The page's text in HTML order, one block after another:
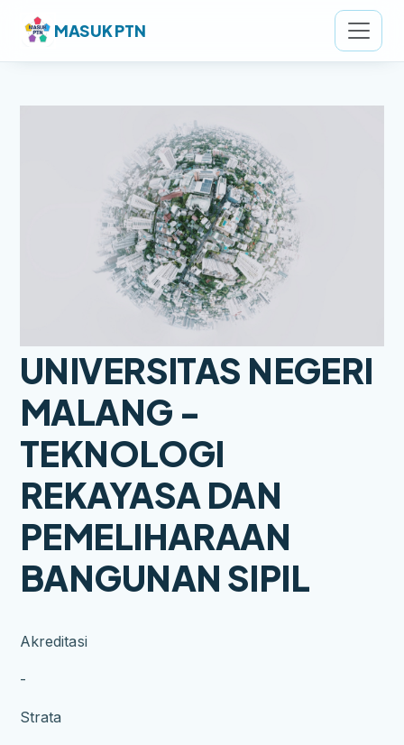
MASUK PTN
UNIVERSITAS NEGERI
MALANG -
TEKNOLOGI
REKAYASA DAN
PEMELIHARAAN
BANGUNAN SIPIL
Akreditasi
-
Strata